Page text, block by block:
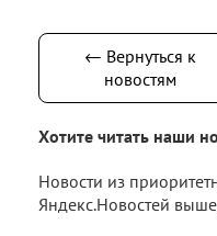
← Вернуться к
новостям
Хотите читать наши
Новости из
Яндекс.Новостей